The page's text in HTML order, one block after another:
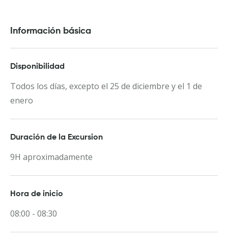
Información básica
Disponibilidad
Todos los días, excepto el 25 de diciembre y el 1 de
enero
Duración de la Excursion
9H aproximadamente
Hora de inicio
08:00 - 08:30